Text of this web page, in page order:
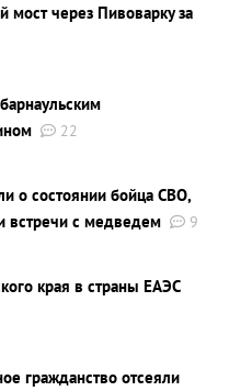
мост через Пивоварку за
22
о состоянии бойца СВО,
встречи с медведем
9
края в страны ЕАЭС
гражданство отсеяли